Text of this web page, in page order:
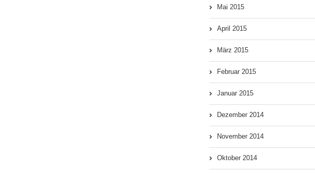
Mai 2015
April 2015
März 2015
Februar 2015
Januar 2015
Dezember 2014
November 2014
Oktober 2014